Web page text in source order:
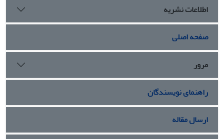
اطلاعات نشریه
صفحه اصلی
مرور
راهنمای نویسندگان
ارسال مقاله